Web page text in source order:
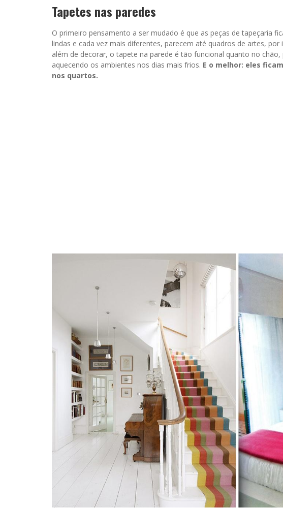
Tapetes nas paredes
O primeiro pensamento a ser mudado é que as peças de tapeçaria
lindas e cada vez mais diferentes, parecem até quadros de artes,
além de decorar, o tapete na parede é tão funcional quanto no
aquecendo os ambientes nos dias mais frios. E o melhor: eles
nos quartos.